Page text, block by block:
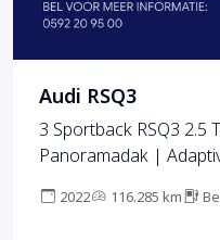
Audi RSQ3
3 Sportback RSQ3 2.5
Panoramadak |
met stoelverwarming,
2022 116.285 km